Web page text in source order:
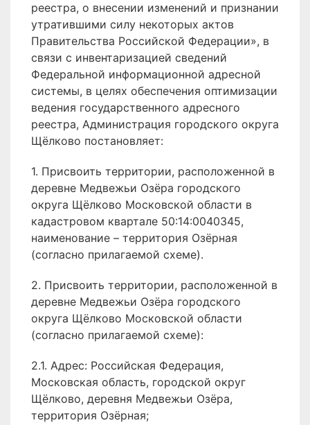
реестра, о внесении изменений и признании
утратившими силу некоторых актов
Правительства Российской Федерации», в
связи с инвентаризацией сведений
Федеральной информационной адресной
системы, в целях обеспечения оптимизации
ведения государственного адресного
реестра, Администрация городского округа
Щёлково постановляет:
1. Присвоить территории, расположенной в
деревне Медвежьи Озёра городского
округа Щёлково Московской области в
кадастровом квартале 50:14:0040345,
наименование – территория Озёрная
(согласно прилагаемой схеме).
2. Присвоить территории, расположенной в
деревне Медвежьи Озёра городского
округа Щёлково Московской области
(согласно прилагаемой схеме):
2.1. Адрес: Российская Федерация,
Московская область, городской округ
Щёлково, деревня Медвежьи Озёра,
территория Озёрная;